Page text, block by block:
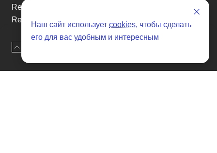
Renault
Renault-KoreaSamsung
Smart
Ssangyong
Subaru
Наш сайт использует cookies, чтобы сделать
его для вас удобным и интересным